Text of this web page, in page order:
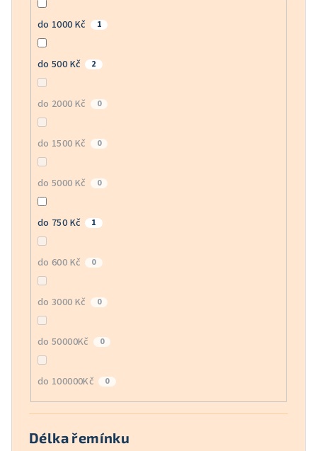
do 1000 Kč 1
do 500 Kč 2
do 2000 Kč 0
do 1500 Kč 0
do 5000 Kč 0
do 750 Kč 1
do 600 Kč 0
do 3000 Kč 0
do 50000Kč 0
do 100000Kč 0
Délka řemínku